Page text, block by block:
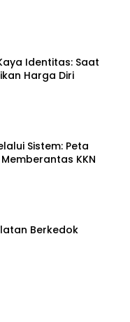
Identitas: Saat
Harga Diri
Sistem: Peta
KKN
Berkedok